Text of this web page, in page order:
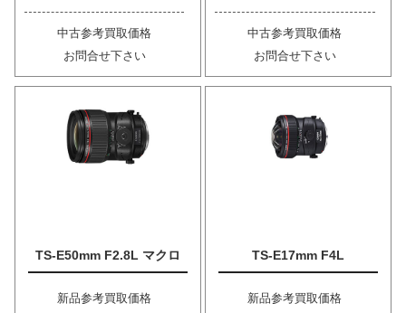
中古参考買取価格
お問合せ下さい
中古参考買取価格
お問合せ下さい
TS-E50mm F2.8L マクロ
新品参考買取価格
TS-E17mm F4L
新品参考買取価格